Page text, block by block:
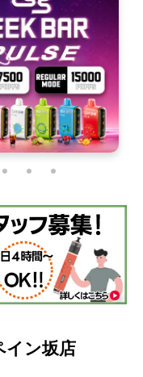
イン坂店